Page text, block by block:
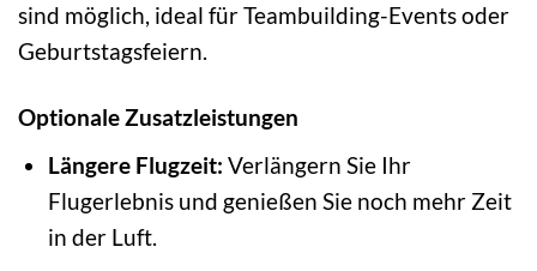
sind möglich, ideal für Teambuilding-Events oder
Geburtstagsfeiern.
Optionale Zusatzleistungen
Längere Flugzeit: Verlängern Sie Ihr
Flugerlebnis und genießen Sie noch mehr Zeit
in der Luft.